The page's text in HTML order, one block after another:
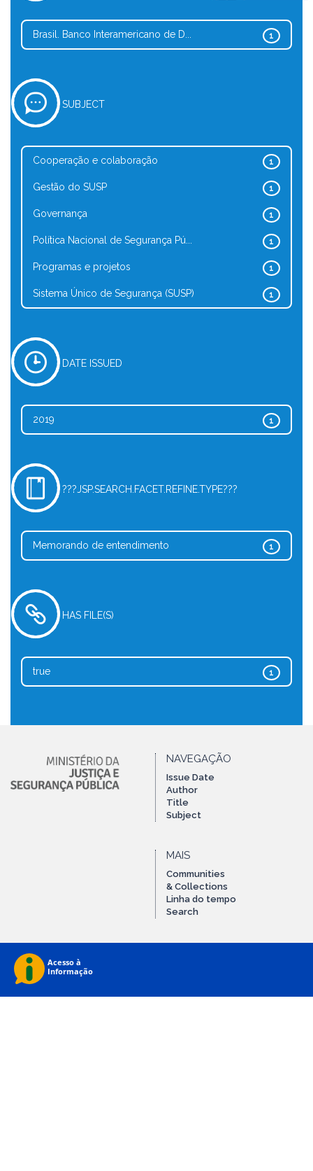
1
Brasil. Banco Interamericano de D...
SUBJECT
1
Cooperação e colaboração
1
Gestão do SUSP
1
Governança
1
Política Nacional de Segurança Pú...
1
Programas e projetos
1
Sistema Único de Segurança (SUSP)
DATE ISSUED
1
2019
???JSP.SEARCH.FACET.REFINE.TYPE???
1
Memorando de entendimento
HAS FILE(S)
1
true
NAVEGAÇÃO
Issue Date
Author
Title
Subject
MAIS
Communities
& Collections
Linha do tempo
Search